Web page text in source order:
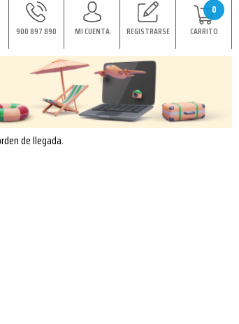
900 897 890 MI CUENTA REGISTRARSE
0
CARRITO
de llegada.